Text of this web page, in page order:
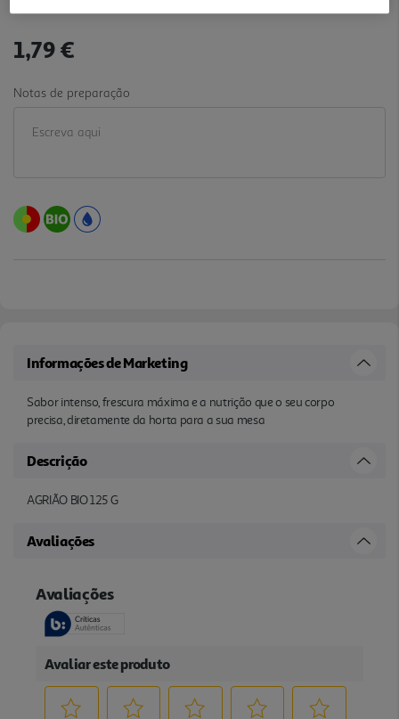
1,79 €
Notas de preparação
Informações de Marketing
Sabor intenso, frescura máxima e a nutrição que o seu corpo
precisa, diretamente da horta para a sua mesa
Descrição
AGRIÃO BIO 125 G
Avaliações